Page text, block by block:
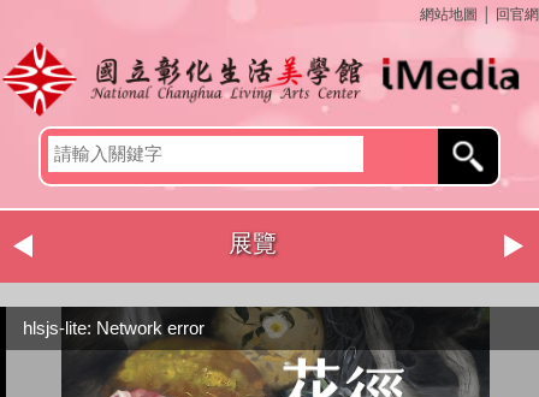
網站地圖 回官網
展覽
hlsjs-lite: Network error